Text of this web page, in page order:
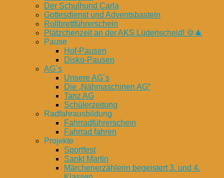
Der Schulhund Carla
Gottesdienst und Adventsbasteln
Rollbrettführerschein
Plätzchenzeit an der AKS Lüdenscheid! 🍪🎄
Pause
Hof-Pausen
Disko-Pausen
AG´s
Unsere AG´s
Die „Nähmaschinen AG“
Tanz AG
Schülerzeitung
Radfahrausbildung
Fahrradführerschein
Fahrrad fahren
Projekte
Sportfest
Sankt Martin
Märchenerzählerin begeistert 3. und 4.